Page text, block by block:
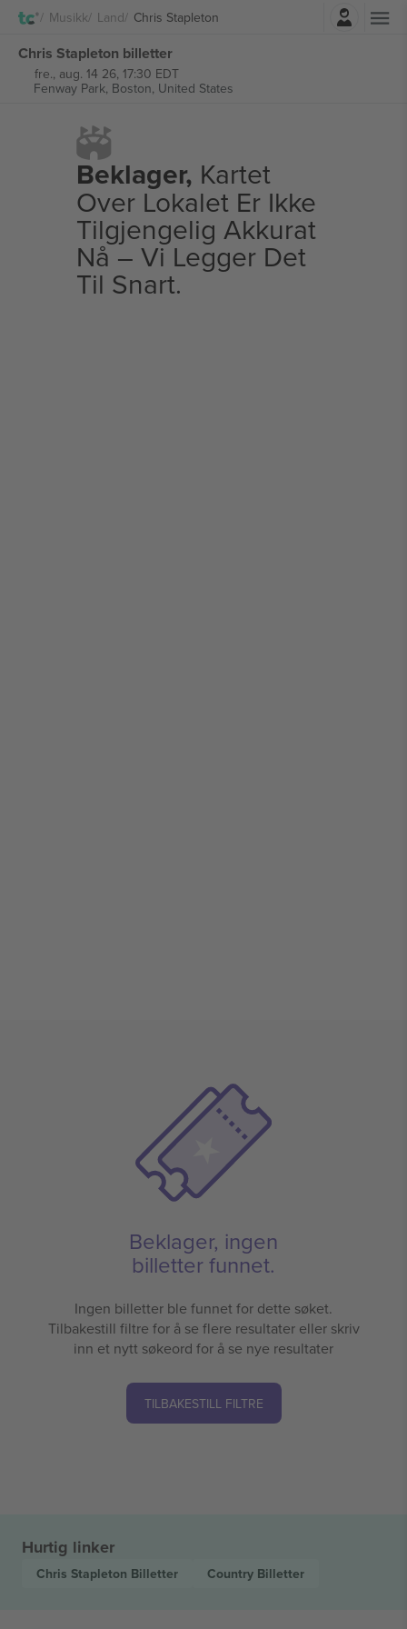
Musikk Land Chris Stapleton
Chris Stapleton billetter
fre., aug. 14 26, 17:30 EDT
Fenway Park, Boston, United States
Beklager, Kartet
Over Lokalet Er Ikke
Tilgjengelig Akkurat
Nå – Vi Legger Det
Til Snart.
Beklager, ingen
billetter funnet.
Ingen billetter ble funnet for dette søket.
Tilbakestill filtre for å se flere resultater eller skriv
inn et nytt søkeord for å se nye resultater
TILBAKESTILL FILTRE
Hurtig linker
Chris Stapleton Billetter Country Billetter